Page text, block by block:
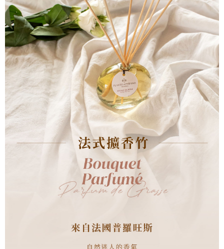
ATM／網路銀行／等多元方式進行付款，方視為交易完成。
※ 請注意：結帳手續完成當下不需立刻繳費，但若您需要取消訂單，請聯絡
購買商品的店家。未經商家同意取消之訂單仍視為有效，需透過AFTEE先享
後付繳納相關費用。
※ 交易是否成功請以「AFTEE先享後付 」之結帳頁面顯示為準，若有關於
是否繳費成功／繳費後需取消欲退款等相關疑問，請聯繫「AFTEE先享後付
客戶支援中心」https://netprotections.freshdesk.com/support/home
【注意事項】
１．透過由恩沛科技股份有限公司提供之「AFTEE先享後付」服務完成之交
易，需依本服務之必要範圍內提供個人資料，並將交易相關給付款項請求債
權轉讓予恩沛科技股份有限公司。
２．關於個人資料處理事宜，請瀏覽以下網址：
https://aftee.tw/terms/#terms3
３．未成年的使用者請事先徵得法定代理人或監護人之同意方可使用
「AFTEE先享後付」，若未經同意申辦者引起之損失，本公司不負相關責
４．使用「AFTEE先享後付」時，將依據個別帳號之用戶狀況，依本公司即
時審查核予不同之上限額度；若仍有額度不足之情形，本公司將視審查結果
５．嚴禁一人註冊多個帳號或使用他人資訊註冊。若發現惡意使用之情形，
恩沛科技股份有限公司將有權停止該用戶之使用額度並採取法律行動。
每筆NT$60，滿NT$800(含以上)免運費
付款後7-11取貨
每筆NT$60，滿NT$800(含以上)免運費
宅配物流
每筆NT$100，滿NT$1,000(含以上)免運費